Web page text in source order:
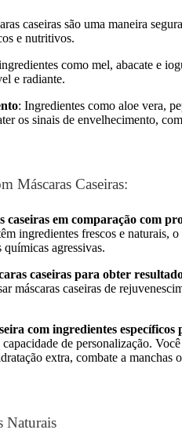
caseiras são uma maneira
e nutritivos.
como mel, abacate e
e radiante.
: Ingredientes como aloe vera,
os sinais de envelhecimento,
Máscaras Caseiras:
caseiras em comparação com
ingredientes frescos e naturais,
agressivas.
caseiras para obter
máscaras caseiras de
com ingredientes
de personalização.
extra, combate a manchas
Naturais